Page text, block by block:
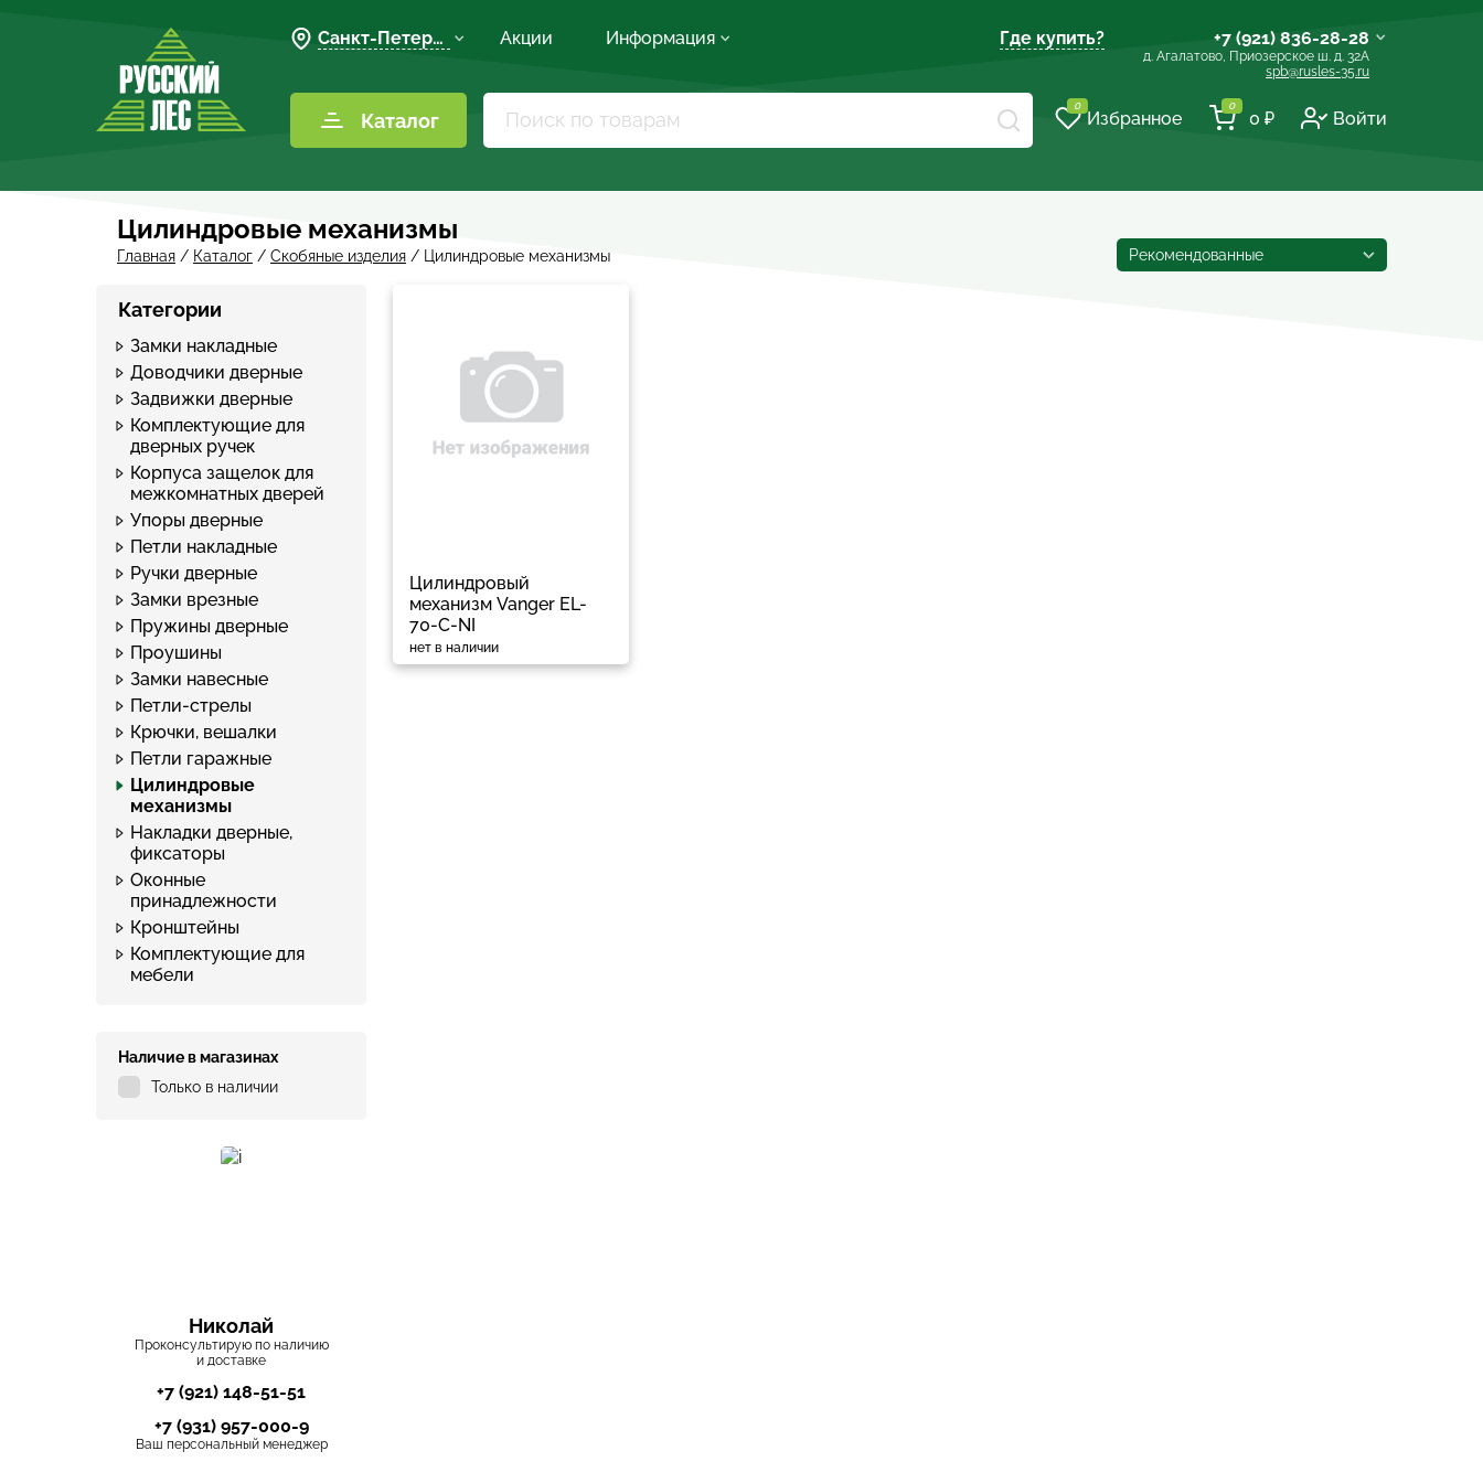
Санкт-Петербург Акции Информация Где купить? +7 (921) 836-28-28
д. Агалатово, Приозерское ш. д. 32А
spb@rusles-35.ru
+7 (903) 684-62-00
+7 (921) 837-16-16
Каталог
0
Избранное
0
0 ₽ Войти
Цилиндровые механизмы
Главная / Каталог / Скобяные изделия / Цилиндровые механизмы Рекомендованные
Категории
Замки накладные
Доводчики дверные
Задвижки дверные
Комплектующие для
дверных ручек
Корпуса защелок для
межкомнатных дверей
Упоры дверные
Петли накладные
Ручки дверные
Замки врезные
Пружины дверные
Проушины
Замки навесные
Петли-стрелы
Крючки, вешалки
Петли гаражные
Цилиндровые
механизмы
Накладки дверные,
фиксаторы
Оконные
принадлежности
Кронштейны
Комплектующие для
мебели
Наличие в магазинах
Только в наличии
Николай
Проконсультирую по наличию
и доставке
+7 (921) 148-51-51
+7 (931) 957-000-9
Ваш персональный менеджер
Цилиндровый
механизм Vanger EL-
70-С-NI
нет в наличии